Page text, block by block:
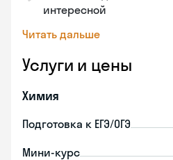
интересной
Читать дальше
Услуги и цены
Химия
Подготовка к ЕГЭ/ОГЭ
Мини-курс